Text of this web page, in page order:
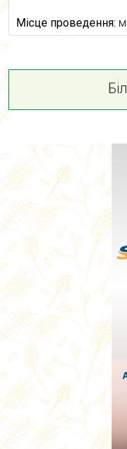
Місце проведення: